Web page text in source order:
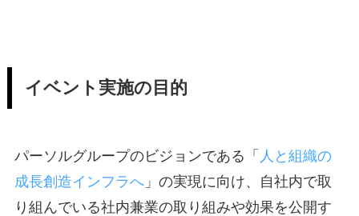
イベント実施の目的
パーソルグループのビジョンである「 人と組織の
成長創造インフラへ」の実現に向け、自社内で取
り組んでいる社内兼業の取り組みや効果を公開す